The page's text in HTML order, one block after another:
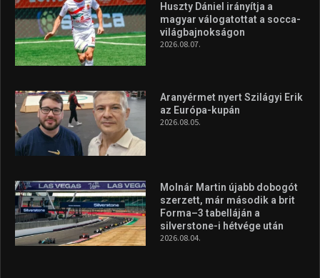
Huszty Dániel irányítja a
magyar válogatottat a socca-
világbajnokságon
2026.08.07.
Aranyérmet nyert Szilágyi Erik
az Európa-kupán
2026.08.05.
Molnár Martin újabb dobogót
szerzett, már második a brit
Forma–3 tabelláján a
silverstone-i hétvége után
2026.08.04.